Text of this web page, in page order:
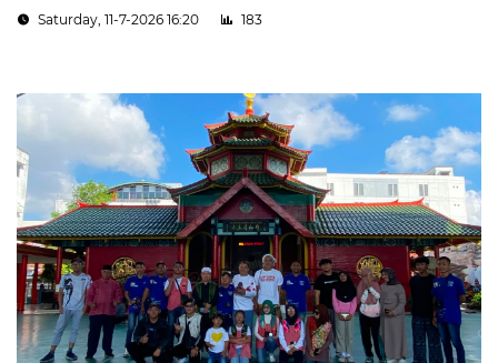
Saturday, 11-7-2026 16:20 183